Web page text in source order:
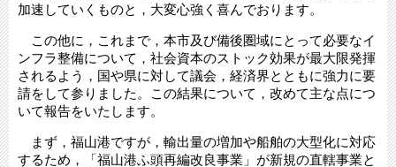
加速していくものと，大変心強く喜んでおります。
この他に，これまで，本市及び備後圏域にとって必要なイ
ンフラ整備について，社会資本のストック効果が最大限発揮
されるよう，国や県に対して議会，経済界とともに強力に要
請をして参りました。この結果について，改めて主な点につ
いて報告をいたします。
まず，福山港ですが，輸出量の増加や船舶の大型化に対応
するため，「福山港ふ頭再編改良事業」が新規の直轄事業と